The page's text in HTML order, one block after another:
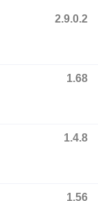
2.9.0.2
1.68
1.4.8
1.56